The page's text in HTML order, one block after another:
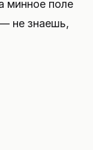
минное поле
не знаешь,